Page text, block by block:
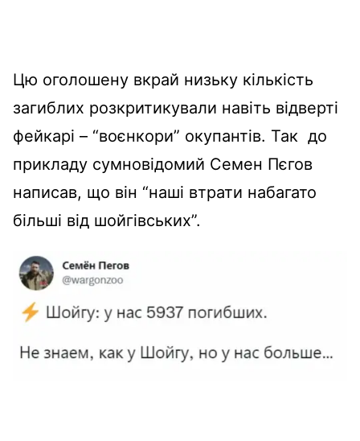
Цю оголошену вкрай низьку кількість
загиблих розкритикували навіть відверті
фейкарі – “воєнкори” окупантів. Так до
прикладу сумновідомий Семен Пєгов
написав, що він “наші втрати набагато
більші від шойгівських”.